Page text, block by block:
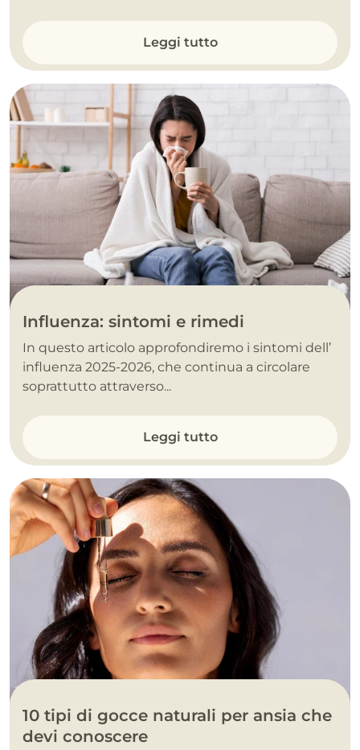
Leggi tutto
Influenza: sintomi e rimedi
In questo articolo approfondiremo i sintomi dell’
influenza 2025-2026, che continua a circolare
soprattutto attraverso...
Leggi tutto
10 tipi di gocce naturali per ansia che
devi conoscere